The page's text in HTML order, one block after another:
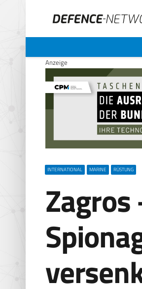
Anzeige
INTERNATIONAL MARINE RÜSTUNG